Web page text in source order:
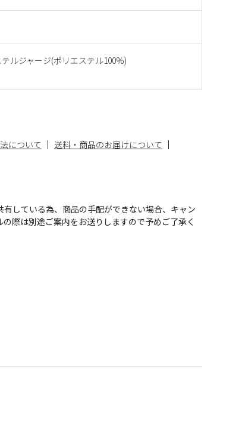
ルジャージ(ポリエステル100%)
について
送料・商品のお届けについて
している為、商品の手配ができない場合、キャン
際は別途ご案内をお送りしますので予めご了承く